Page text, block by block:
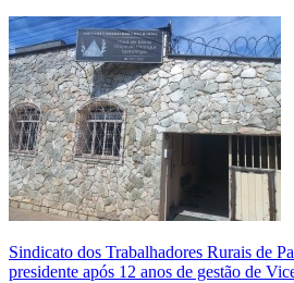
Sindicato dos Trabalhadores Rurais de
presidente após 12 anos de gestão de